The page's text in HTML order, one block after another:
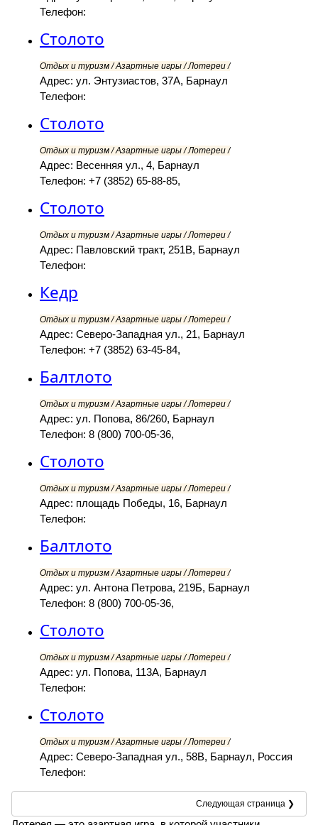
Телефон:
Столото
Отдых и туризм / Азартные игры / Лотереи /
Адрес: ул. Энтузиастов, 37А, Барнаул
Телефон:
Столото
Отдых и туризм / Азартные игры / Лотереи /
Адрес: Весенняя ул., 4, Барнаул
Телефон: +7 (3852) 65-88-85,
Столото
Отдых и туризм / Азартные игры / Лотереи /
Адрес: Павловский тракт, 251В, Барнаул
Телефон:
Кедр
Отдых и туризм / Азартные игры / Лотереи /
Адрес: Северо-Западная ул., 21, Барнаул
Телефон: +7 (3852) 63-45-84,
Балтлото
Отдых и туризм / Азартные игры / Лотереи /
Адрес: ул. Попова, 86/260, Барнаул
Телефон: 8 (800) 700-05-36,
Столото
Отдых и туризм / Азартные игры / Лотереи /
Адрес: площадь Победы, 16, Барнаул
Телефон:
Балтлото
Отдых и туризм / Азартные игры / Лотереи /
Адрес: ул. Антона Петрова, 219Б, Барнаул
Телефон: 8 (800) 700-05-36,
Столото
Отдых и туризм / Азартные игры / Лотереи /
Адрес: ул. Попова, 113А, Барнаул
Телефон:
Столото
Отдых и туризм / Азартные игры / Лотереи /
Адрес: Северо-Западная ул., 58В, Барнаул, Россия
Телефон:
Следующая страница ❯